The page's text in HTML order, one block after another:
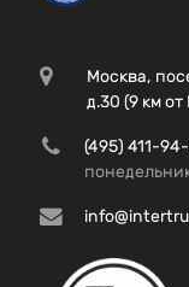
Москва,
д.30 (9 км
(495) 411-